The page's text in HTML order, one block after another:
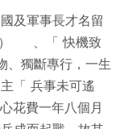
及軍事長才名留
) 、「 快機致
獨斷專行，一生
「 兵事未可遙
花費一年八個月